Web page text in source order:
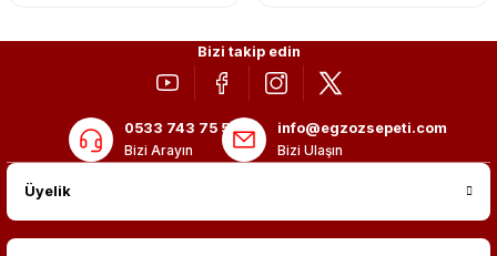
Bizi takip edin
0533 743 75 56
Bizi Arayın
info@egzozsepeti.com
Bizi Ulaşın
Üyelik